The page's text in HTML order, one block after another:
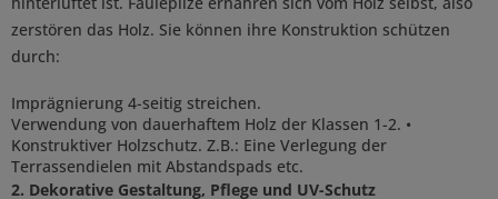
zerstören das Holz. Sie können ihre Konstruktion schützen
durch:
Imprägnierung 4-seitig streichen.
Verwendung von dauerhaftem Holz der Klassen 1-2. •
Konstruktiver Holzschutz. Z.B.: Eine Verlegung der
Terrassendielen mit Abstandspads etc.
2. Dekorative Gestaltung, Pflege und UV-Schutz